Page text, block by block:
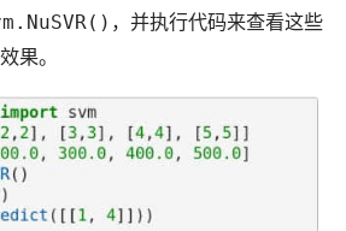
，并执行代码来查看这些
果。